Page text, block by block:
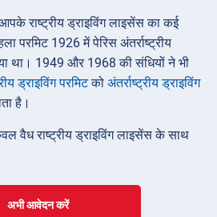
आपके राष्ट्रीय ड्राइविंग लाइसेंस का कई
परमिट 1926 में पेरिस अंतर्राष्ट्रीय
था। 1949 और 1968 की संधियों ने भी
ड्राइविंग परमिटको अंतर्राष्ट्रीय ड्राइविंग
है।
वैध राष्ट्रीय ड्राइविंग लाइसेंस के साथ
अभी आवेदन करें